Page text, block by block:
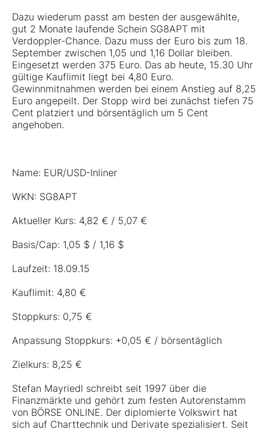
Dazu wiederum passt am besten der ausgewählte,
gut 2 Monate laufende Schein SG8APT mit
Verdoppler-Chance. Dazu muss der Euro bis zum 18.
September zwischen 1,05 und 1,16 Dollar bleiben.
Eingesetzt werden 375 Euro. Das ab heute, 15.30 Uhr
gültige Kauflimit liegt bei 4,80 Euro.
Gewinnmitnahmen werden bei einem Anstieg auf 8,25
Euro angepeilt. Der Stopp wird bei zunächst tiefen 75
Cent platziert und börsentäglich um 5 Cent
angehoben.
Name: EUR/USD-Inliner
WKN: SG8APT
Aktueller Kurs: 4,82 € / 5,07 €
Basis/Cap: 1,05 $ / 1,16 $
Laufzeit: 18.09.15
Kauflimit: 4,80 €
Stoppkurs: 0,75 €
Anpassung Stoppkurs: +0,05 € / börsentäglich
Zielkurs: 8,25 €
Stefan Mayriedl schreibt seit 1997 über die
Finanzmärkte und gehört zum festen Autorenstamm
von BÖRSE ONLINE. Der diplomierte Volkswirt hat
sich auf Charttechnik und Derivate spezialisiert. Seit